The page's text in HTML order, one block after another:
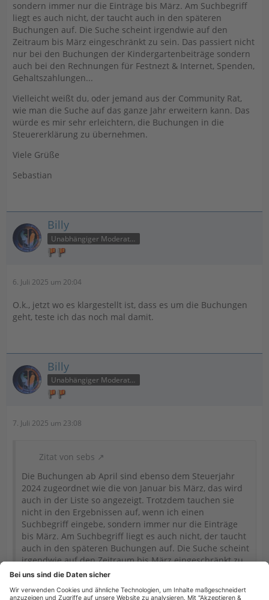
sondern immer nur die Einträge bis März. Am Suchbegriff
liegt es auch nicht, der taucht auch in den späteren
Buchungen auf. Die Suche scheint irgendwie auf den
Zeitraum bis März eingeschränkt zu sein. Das passiert nicht
nur bei den Buchungen der Kindergartenbeiträge sondern
auch bei den Rechnungen für Festnezt & Internet, Spenden,
Gehaltszahlungen...
Vielleicht weißt du, oder jemand aus der Community Rat,
wie man die Suche auf das ganze Jahr erweitern kann. Das
würde es mir sehr erleichtern, die Buchungen in die
Steuererklärung zu übernehmen.
Viele Grüße
Sebastian
Billy
Unabhängiger Moderator
6. Juli 2025 um 20:04
O.k., jetzt wo es klargestellt ist, dass es um die Buchungen
geht, teste ich das noch mal damit.
Billy
Unabhängiger Moderator
7. Juli 2025 um 23:08
Zitat von sebs
Die Buchungen ab April sind ebenso dem Steuerjahr
2024 zugeordnet wie die von Januar bis März, das wird
auch in der Liste so angezeigt. Trotzdem tauchen sie
nicht in den Ergebnissen auf, wenn ich einen
Suchbegriff eingebe, sondern immer nur die Einträge
bis März. Am Suchbegriff liegt es auch nicht, der taucht
auch in den späteren Buchungen auf. Die Suche scheint
irgendwie auf den Zeitraum bis März eingeschränkt zu
sein.